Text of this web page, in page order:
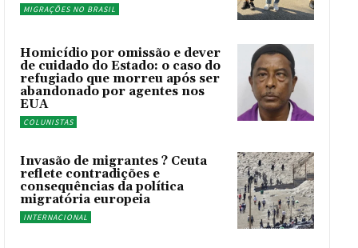
MIGRAÇÕES NO BRASIL
Homicídio por omissão e dever
de cuidado do Estado: o caso do
refugiado que morreu após ser
abandonado por agentes nos
EUA
COLUNISTAS
Invasão de migrantes ? Ceuta
reflete contradições e
consequências da política
migratória europeia
INTERNACIONAL